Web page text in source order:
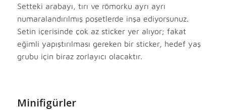
Setteki arabayı, tırı ve römorku ayrı ayrı
numaralandırılmış poşetlerde inşa ediyorsunuz.
Setin içerisinde çok az sticker yer alıyor; fakat
eğimli yapıştırılması gereken bir sticker, hedef yaş
grubu için biraz zorlayıcı olacaktır.
Minifigürler